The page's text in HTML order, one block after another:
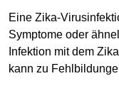
Eine Zika-
Symptome oder
Infektion mit dem
kann zu